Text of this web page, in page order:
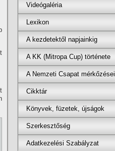
Videógaléria
Lexikon
A kezdetektől napjainkig
A KK (Mitropa Cup) története
A Nemzeti Csapat mérkőzései
Cikktár
Könyvek, füzetek, újságok
Szerkesztőség
Adatkezelési Szabályzat